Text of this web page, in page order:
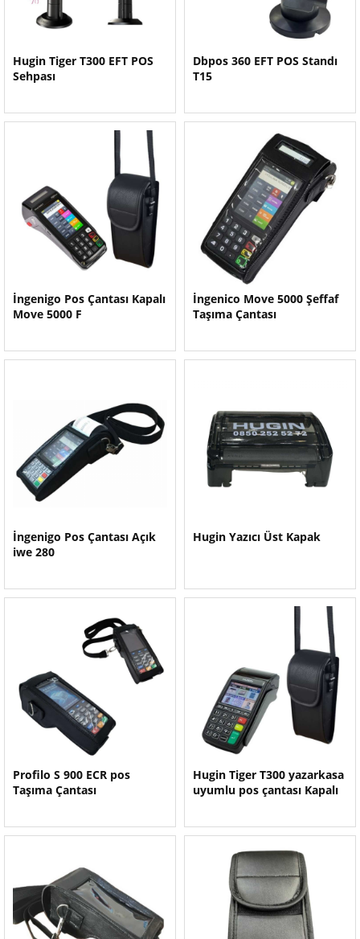
Hugin Tiger T300 EFT POS
Sehpası
Dbpos 360 EFT POS Standı
T15
İngenigo Pos Çantası Kapalı
Move 5000 F
İngenico Move 5000 Şeffaf
Taşıma Çantası
İngenigo Pos Çantası Açık
iwe 280
Hugin Yazıcı Üst Kapak
Profilo S 900 ECR pos
Taşıma Çantası
Hugin Tiger T300 yazarkasa
uyumlu pos çantası Kapalı